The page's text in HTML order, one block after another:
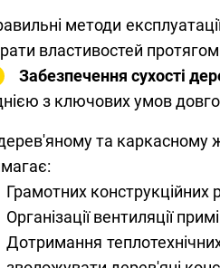
методи
властивостей
Забезпечення сухості
з ключових умов
та каркасному
Грамотних
Організації вентиляції
Дотримання